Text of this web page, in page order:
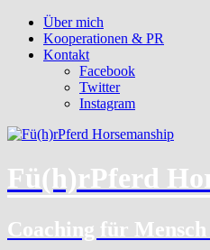
Über mich
Kooperationen & PR
Kontakt
Facebook
Twitter
Instagram
Fü(h)rPferd
Coaching für